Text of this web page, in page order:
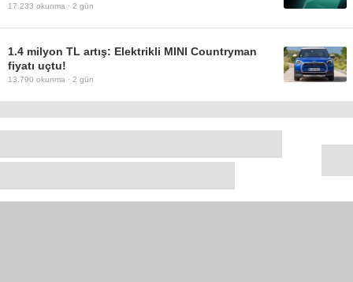
17.233 okunma · 2 gün
1.4 milyon TL artış: Elektrikli MINI Countryman
fiyatı uçtu!
13.790 okunma · 2 gün